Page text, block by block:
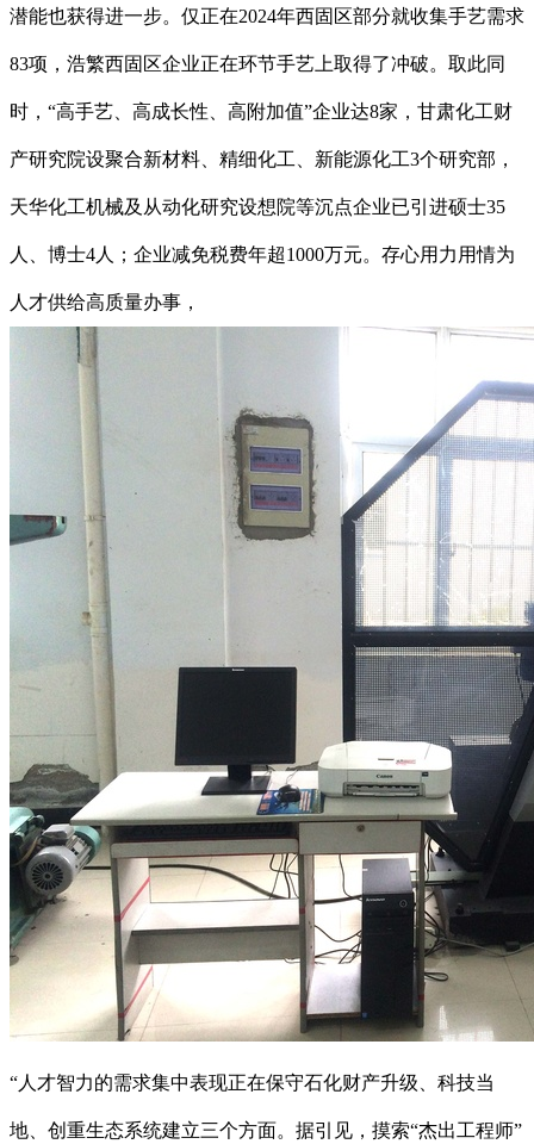
潜能也获得进一步。仅正在2024年西固区部分就收集手艺需求
83项，浩繁西固区企业正在环节手艺上取得了冲破。取此同
时，“高手艺、高成长性、高附加值”企业达8家，甘肃化工财
产研究院设聚合新材料、精细化工、新能源化工3个研究部，
天华化工机械及从动化研究设想院等沉点企业已引进硕士35
人、博士4人；企业减免税费年超1000万元。存心用力用情为
人才供给高质量办事，
“人才智力的需求集中表现正在保守石化财产升级、科技当
地、创重生态系统建立三个方面。据引见，摸索“杰出工程师”